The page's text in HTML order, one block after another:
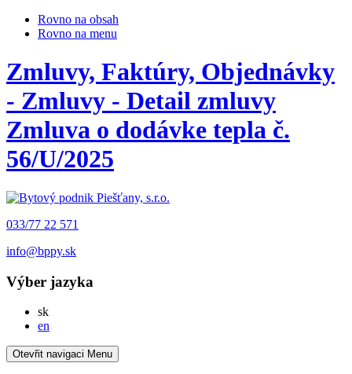
Rovno na obsah
Rovno na menu
Zmluvy, Faktúry, Objednávky
- Zmluvy - Detail zmluvy
Zmluva o dodávke tepla č.
56/U/2025
033/77 22 571
info@bppy.sk
Výber jazyka
skSlovensky
en
Otevřit navigaci Menu